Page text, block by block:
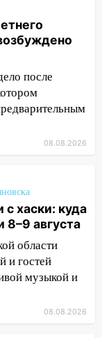
деревья,
град:
под
улице
дело
после
08.08.2026
хаски: куда
8–9 августа
области
и гостей
музыкой и
08.08.2026